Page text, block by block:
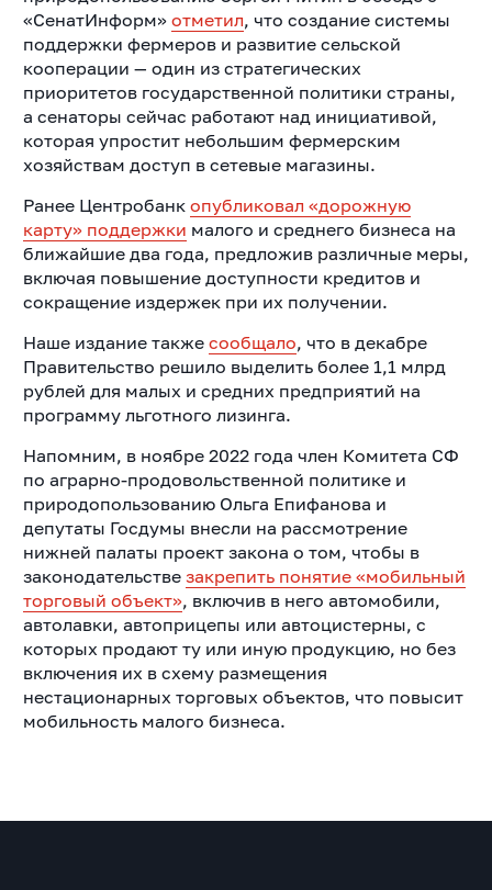
«СенатИнформ» отметил, что создание системы
поддержки фермеров и развитие сельской
кооперации — один из стратегических
приоритетов государственной политики страны,
а сенаторы сейчас работают над инициативой,
которая упростит небольшим фермерским
хозяйствам доступ в сетевые магазины.
Ранее Центробанк опубликовал «дорожную
карту» поддержки малого и среднего бизнеса на
ближайшие два года, предложив различные меры,
включая повышение доступности кредитов и
сокращение издержек при их получении.
Наше издание также сообщало, что в декабре
Правительство решило выделить более 1,1 млрд
рублей для малых и средних предприятий на
программу льготного лизинга.
Напомним, в ноябре 2022 года член Комитета СФ
по аграрно-продовольственной политике и
природопользованию Ольга Епифанова и
депутаты Госдумы внесли на рассмотрение
нижней палаты проект закона о том, чтобы в
законодательстве закрепить понятие «мобильный
торговый объект», включив в него автомобили,
автолавки, автоприцепы или автоцистерны, с
которых продают ту или иную продукцию, но без
включения их в схему размещения
нестационарных торговых объектов, что повысит
мобильность малого бизнеса.